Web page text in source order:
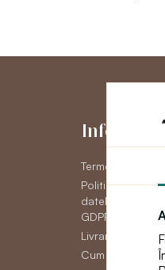
Informaţii
Termeni și
Politica de
datelor cu
GDPR
Livrare
Cum să